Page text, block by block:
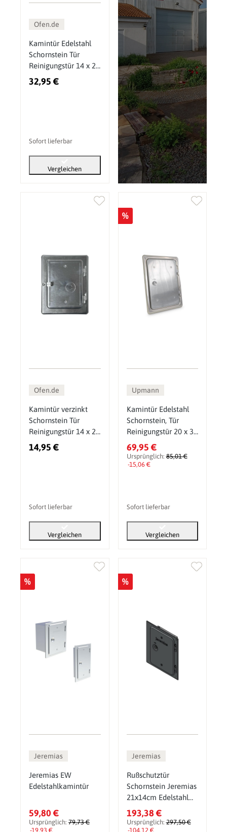
Ofen.de
Kamintür Edelstahl
Schornstein Tür
Reinigungstür 14 x 20
cm Kamin
32,95 €
Sofort lieferbar
Vergleichen
Ofen.de
Kamintür verzinkt
Schornstein Tür
Reinigungstür 14 x 20
cm Kamin
14,95 €
Sofort lieferbar
Vergleichen
%
Upmann
Kamintür Edelstahl
Schornstein, Tür
Reinigungstür 20 x 30
cm Kamin
69,95 €
Ursprünglich:85,01 €
-15,06 €
Sofort lieferbar
Vergleichen
%
Jeremias
Jeremias EW
Edelstahlkamintür
59,80 €
Ursprünglich: 79,73 €
-19,93 €
%
Jeremias
Rußschutztür
Schornstein Jeremias
21x14cm Edelstahl
Kamintür Kamin Tür
193,38 €
Ursprünglich:297,50 €
-104,12 €